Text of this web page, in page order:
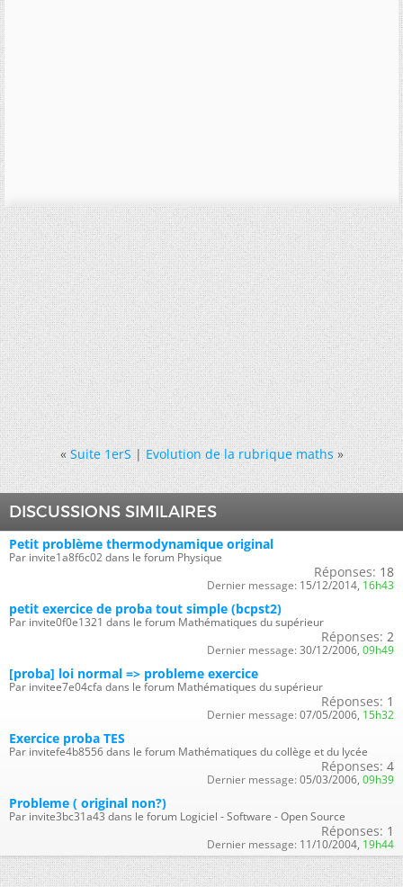
« Suite 1erS|Evolution de la rubrique maths »
DISCUSSIONS SIMILAIRES
Petit problème thermodynamique original
Par invite1a8f6c02 dans le forum Physique
Réponses: 18
Dernier message: 15/12/2014, 16h43
petit exercice de proba tout simple (bcpst2)
Par invite0f0e1321 dans le forum Mathématiques du supérieur
Réponses: 2
Dernier message: 30/12/2006, 09h49
[proba] loi normal => probleme exercice
Par invitee7e04cfa dans le forum Mathématiques du supérieur
Réponses: 1
Dernier message: 07/05/2006, 15h32
Exercice proba TES
Par invitefe4b8556 dans le forum Mathématiques du collège et du lycée
Réponses: 4
Dernier message: 05/03/2006, 09h39
Probleme ( original non?)
Par invite3bc31a43 dans le forum Logiciel - Software - Open Source
Réponses: 1
Dernier message: 11/10/2004, 19h44